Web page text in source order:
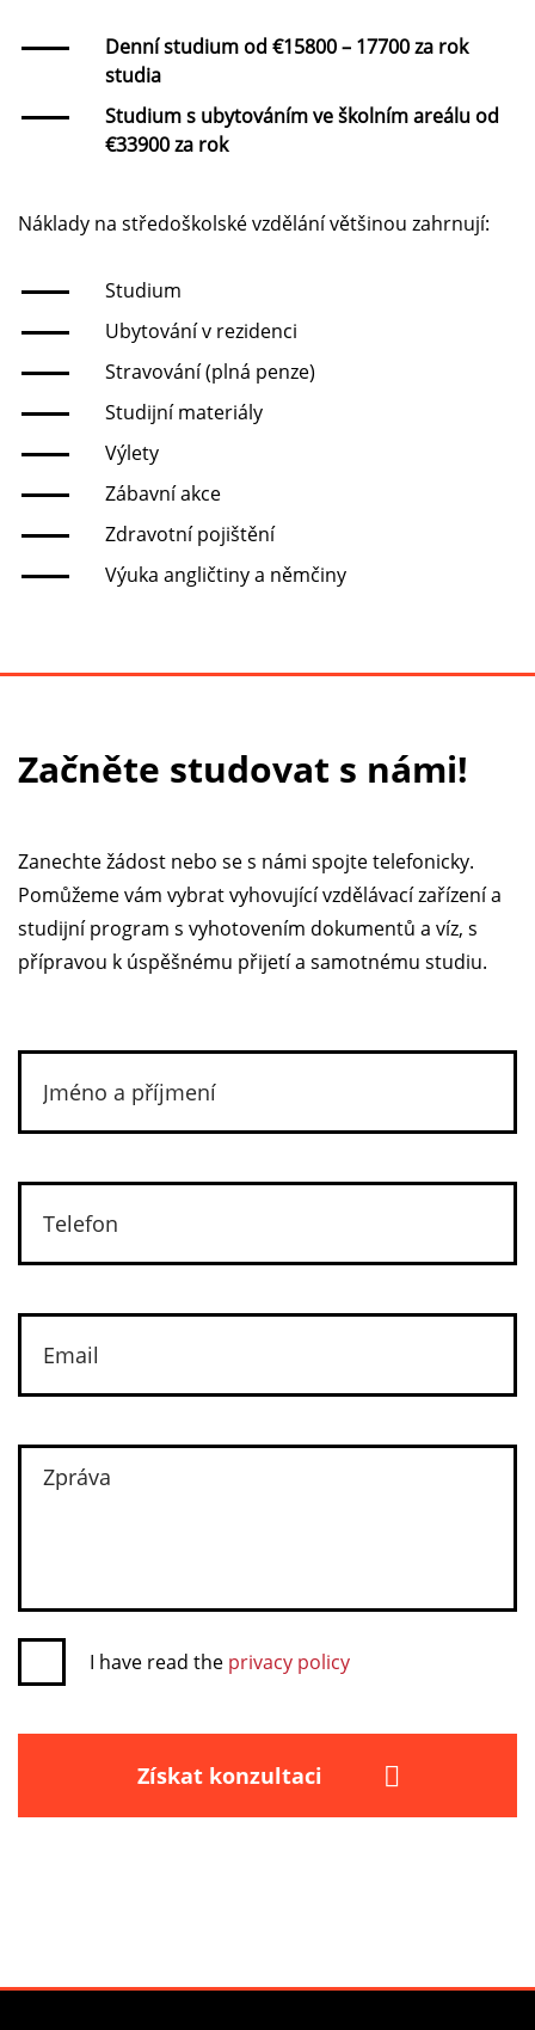
Denní studium od €15800 – 17700 za rok
studia
Studium s ubytováním ve školním areálu od
€33900 za rok
Náklady na středoškolské vzdělání většinou zahrnují:
Studium
Ubytování v rezidenci
Stravování (plná penze)
Studijní materiály
Výlety
Zábavní akce
Zdravotní pojištění
Výuka angličtiny a němčiny
Začněte studovat s námi!
Zanechte žádost nebo se s námi spojte telefonicky.
Pomůžeme vám vybrat vyhovující vzdělávací zařízení a
studijní program s vyhotovením dokumentů a víz, s
přípravou k úspěšnému přijetí a samotnému studiu.
I have read the privacy policy
Získat konzultaci